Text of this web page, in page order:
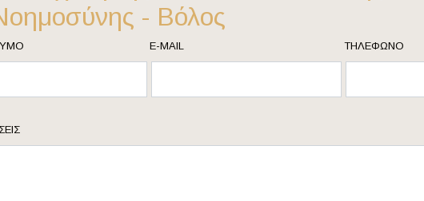
E-MAIL ΤΗΛΈΦΩΝΟ
- Βόλος